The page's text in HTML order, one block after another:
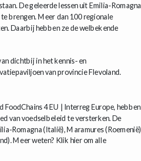
De geleerde lessen uit Emilia-Romagna
brengen. Meer dan 100 regionale
Daarbij hebben ze de welbekende
dichtbij in het kennis- en
van provincie Flevoland.
FoodChains 4 EU | Interreg Europe, hebben
van voedselbeleid te versterken. De
Romagna (Italië), Maramures (Roemenië),
Meer weten? Klik hier om alle